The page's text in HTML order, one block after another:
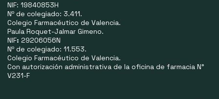
NIF: 19840853H
Nº de colegiado: 3.411.
Colegio Farmacéutico de Valencia.
Paula Roquet-Jalmar Gimeno.
NIF: 29206056N
Nº de colegiado: 11.553.
Colegio Farmacéutico de Valencia.
Con autorización administrativa de la oficina de farmacia N°
V231-F